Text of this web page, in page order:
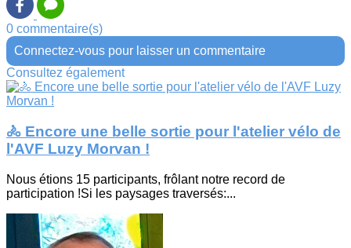
0 commentaire(s)
Connectez-vous pour laisser un commentaire
Consultez également
🚴 Encore une belle sortie pour l'atelier vélo de
l'AVF Luzy Morvan !
Nous étions 15 participants, frôlant notre record de
participation !Si les paysages traversés:...